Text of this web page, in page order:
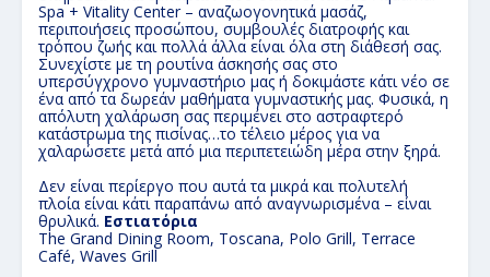
Spa + Vitality Center – αναζωογονητικά μασάζ,
περιποιήσεις προσώπου, συμβουλές διατροφής και
τρόπου ζωής και πολλά άλλα είναι όλα στη διάθεσή σας.
Συνεχίστε με τη ρουτίνα άσκησής σας στο
υπερσύγχρονο γυμναστήριο μας ή δοκιμάστε κάτι νέο σε
ένα από τα δωρεάν μαθήματα γυμναστικής μας. Φυσικά, η
απόλυτη χαλάρωση σας περιμένει στο αστραφτερό
κατάστρωμα της πισίνας…το τέλειο μέρος για να
χαλαρώσετε μετά από μια περιπετειώδη μέρα στην ξηρά.
Δεν είναι περίεργο που αυτά τα μικρά και πολυτελή
πλοία είναι κάτι παραπάνω από αναγνωρισμένα – είναι
θρυλικά. Εστιατόρια
The Grand Dining Room, Toscana, Polo Grill, Terrace
Café, Waves Grill